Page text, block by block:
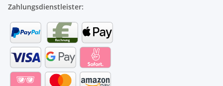
Zahlungsdienstleister: